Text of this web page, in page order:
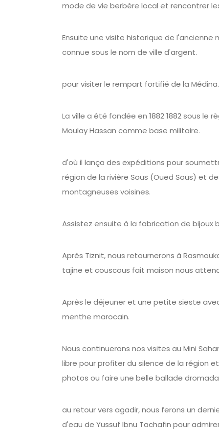
mode de vie berbère local et rencontrer
Ensuite une visite historique de l'ancienne
connue sous le nom de ville d'argent.
pour visiter le rempart fortifié de la Médina.
La ville a été fondée en 1882 1882 sous le
Moulay Hassan comme base militaire.
d'où il lança des expéditions pour
région de la rivière Sous (Oued Sous) et
montagneuses voisines.
Assistez ensuite à la fabrication de bijoux
Après Tiznit, nous retournerons à
tajine et couscous fait maison nous
Après le déjeuner et une petite sieste
menthe marocain.
Nous continuerons nos visites au Mini
libre pour profiter du silence de la région
photos ou faire une belle ballade
au retour vers agadir, nous ferons un
d'eau de Yussuf Ibnu Tachafin pour